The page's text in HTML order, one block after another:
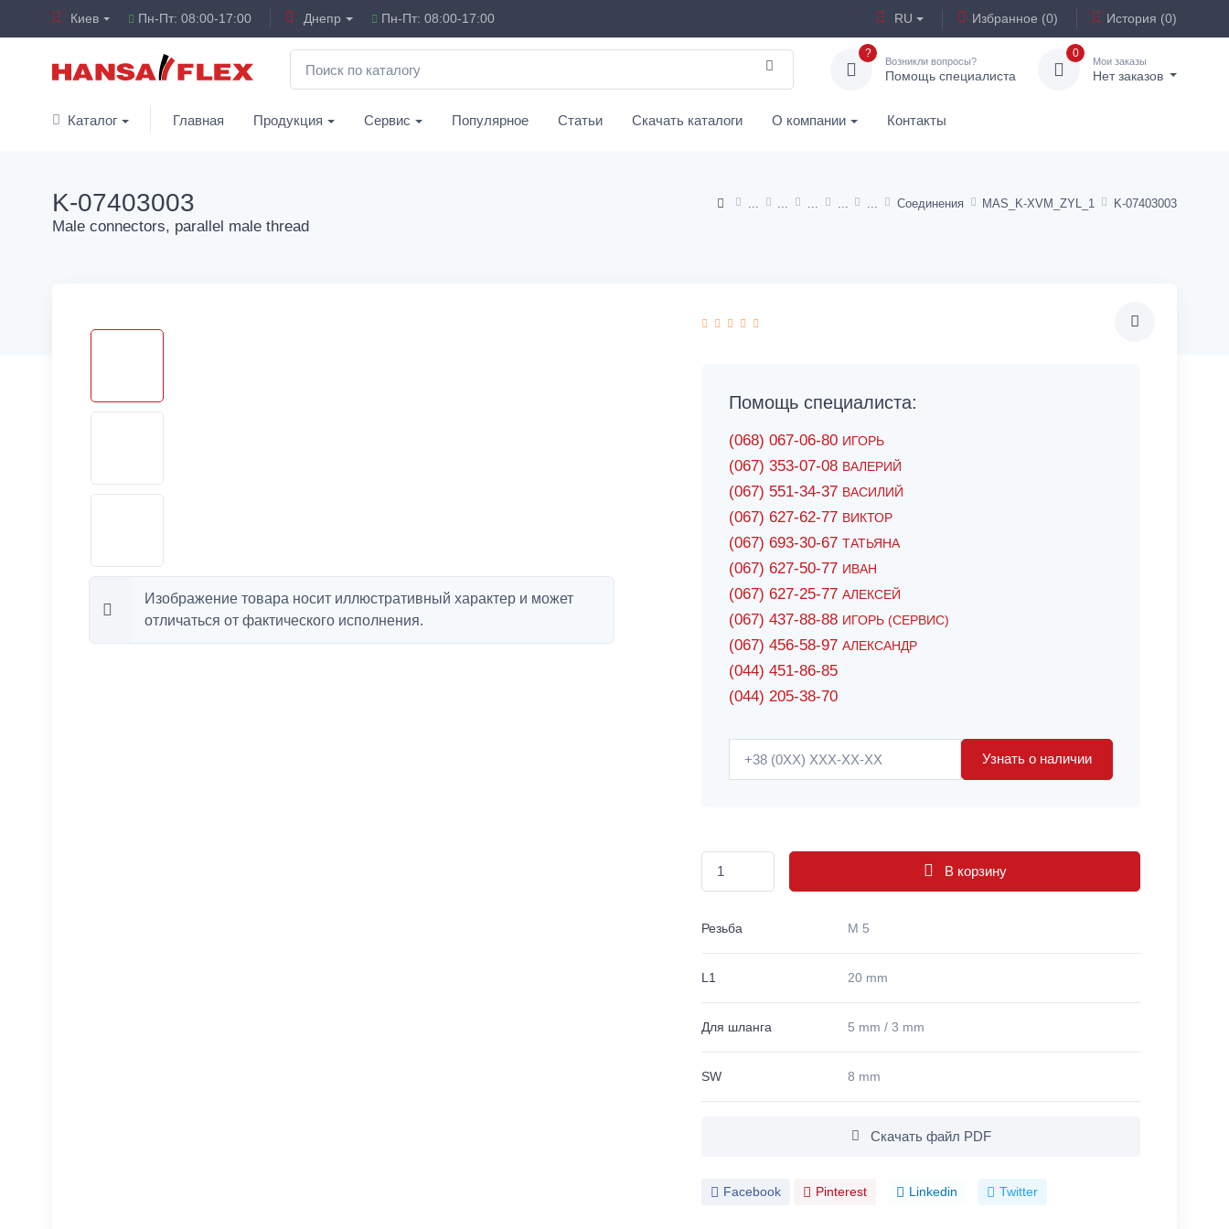
Киев Пн-Пт: 08:00-17:00 Днепр Пн-Пт: 08:00-17:00 RU Избранное (0) История (0)
?
Возникли вопросы?
Помощь специалиста
0
Мои заказы
Нет заказов
Каталог Главная Продукция Сервис Популярное Статьи Скачать каталоги О компании Контакты
Соединения MAS_K-XVM_ZYL_1 K-07403003
K-07403003
Male connectors, parallel male thread
Изображение товара носит иллюстративный характер и может
отличаться от фактического исполнения.
Помощь специалиста:
(068) 067-06-80 ИГОРЬ
(067) 353-07-08 ВАЛЕРИЙ
(067) 551-34-37 ВАСИЛИЙ
(067) 627-62-77 ВИКТОР
(067) 693-30-67 ТАТЬЯНА
(067) 627-50-77 ИВАН
(067) 627-25-77 АЛЕКСЕЙ
(067) 437-88-88 ИГОРЬ (СЕРВИС)
(067) 456-58-97 АЛЕКСАНДР
(044) 451-86-85
(044) 205-38-70
Узнать о наличии
В корзину
Резьба M 5
L1 20 mm
Для шланга 5 mm / 3 mm
SW 8 mm
Скачать файл PDF
Facebook Pinterest Linkedin Twitter